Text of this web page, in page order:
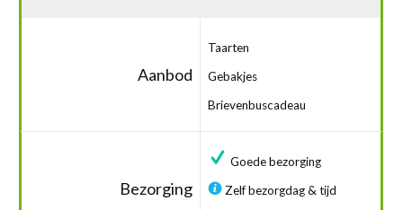
Aanbod
Taarten
Gebakjes
Brievenbuscadeau
Bezorging
Goede bezorging
Zelf bezorgdag & tijd